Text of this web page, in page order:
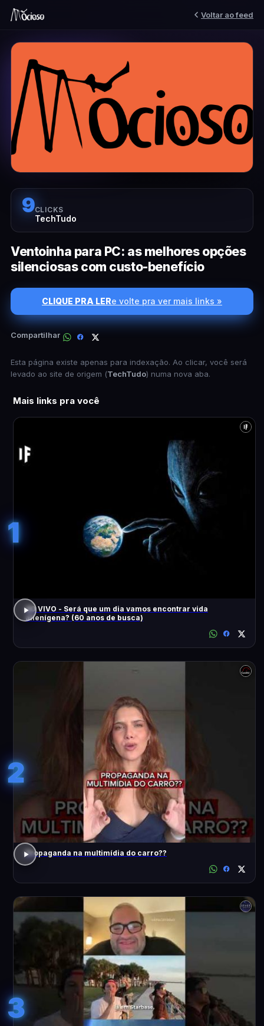
Voltar ao feed
9CLICKS
TechTudo
Ventoinha para PC: as melhores opções
silenciosas com custo-benefício
CLIQUE PRA LERe volte pra ver mais links »
Compartilhar
Esta página existe apenas para indexação. Ao clicar, você será
levado ao site de origem (TechTudo) numa nova aba.
Mais links pra você
1
AO VIVO - Será que um dia vamos encontrar vida
alienígena? (60 anos de busca)
2
Propaganda na multimídia do carro??
3